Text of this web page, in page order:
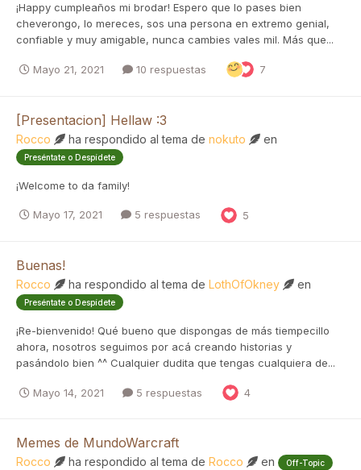
¡Happy cumpleaños mi brodar! Espero que lo pases bien
cheverongo, lo mereces, sos una persona en extremo genial,
confiable y muy amigable, nunca cambies vales mil. Más que...
Mayo 21, 2021 10 respuestas 7
[Presentacion] Hellaw :3
Rocco ha respondido al tema de nokuto en
Preséntate o Despídete
¡Welcome to da family!
Mayo 17, 2021 5 respuestas 5
Buenas!
Rocco ha respondido al tema de LothOfOkney en
Preséntate o Despídete
¡Re-bienvenido! Qué bueno que dispongas de más tiempecillo
ahora, nosotros seguimos por acá creando historias y
pasándolo bien ^^ Cualquier dudita que tengas cualquiera de...
Mayo 14, 2021 5 respuestas 4
Memes de MundoWarcraft
Rocco ha respondido al tema de Rocco en Off-Topic